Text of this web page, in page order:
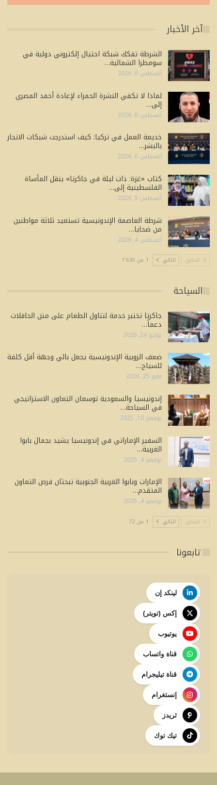
آخر الأخبار
الشرطة تفكك شبكة احتيال إلكتروني دولية في
سومطرا الشمالية…
أغسطس 6, 2026
لماذا لا تكفي النشرة الحمراء لإعادة أحمد المصري
إلى…
أغسطس 6, 2026
خديعة العمل في تركيا: كيف استدرجت شبكات الاتجار
بالبشر…
أغسطس 6, 2026
كتاب «غزة: ذات ليلة في جاكرتا» ينقل المأساة
الفلسطينية إلى…
أغسطس 5, 2026
شرطة العاصمة الإندونيسية تستعيد ثلاثة مواطنين
من ضحايا…
أغسطس 4, 2026
السابق التالي 1 من 1٬630
السياحة
جاكرتا تختبر خدمة لتناول الطعام على متن الحافلات
دعماً…
يوليو 24, 2026
ضعف الروبية الإندونيسية يجعل بالي وجهة أقل كلفة
للسياح…
مايو 25, 2026
إندونيسيا والسعودية توسعان التعاون الاستراتيجي
في السياحة…
نوفمبر 10, 2025
السفير الإماراتي في إندونيسيا يشيد بجمال بابوا
الغربية…
نوفمبر 4, 2025
الإمارات وبابوا الغربية الجنوبية تبحثان فرص التعاون
المتقدم…
نوفمبر 4, 2025
السابق التالي 1 من 72
تابعونا
لينكد إن
إكس (تويتر)
يوتيوب
قناة واتساب
قناة تيليجرام
إنستغرام
ثريدز
تيك توك